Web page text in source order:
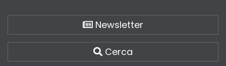
Newsletter
Cerca